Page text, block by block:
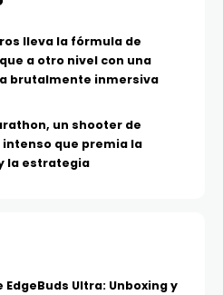
lleva la fórmula de
a otro nivel con una
brutalmente inmersiva
un shooter de
que premia la
la estrategia
EdgeBuds Ultra: Unboxing y